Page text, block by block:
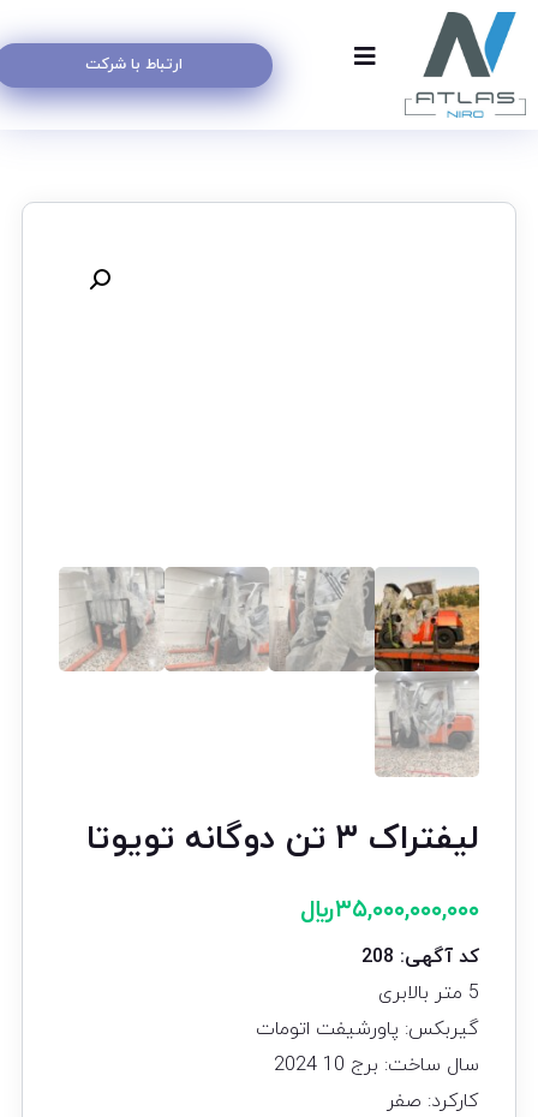
ارتباط با شرکت
لیفتراک ۳ تن دوگانه تویوتا
۳۵,۰۰۰,۰۰۰,۰۰۰﷼
کد آگهی: 208
5 متر بالابری
گیربکس: پاورشیفت اتومات
سال ساخت: برج 10 2024
کارکرد: صفر